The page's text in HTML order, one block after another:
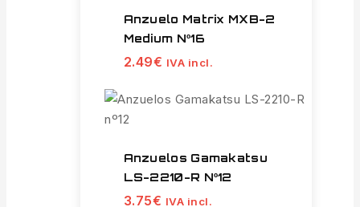
Anzuelo Matrix MXB-2
Medium Nº16
2.49€ IVA incl.
Anzuelos Gamakatsu
LS-2210-R Nº12
3.75€ IVA incl.